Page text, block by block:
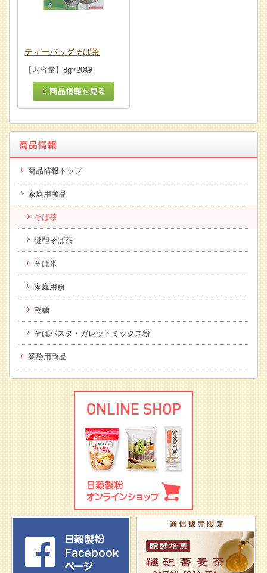
ティーバッグそば茶
【内容量】8g×20袋
商品情報トップ
家庭用商品
そば茶
韃靼そば茶
そば米
家庭用粉
乾麺
そばパスタ・ガレットミックス粉
業務用商品